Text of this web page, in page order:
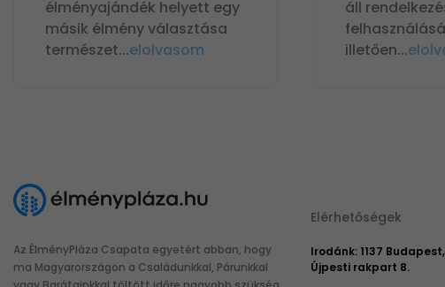
élményajándék helyett egy
másik élmény választása
természet...elolvasom
áll
illetően...
Az ÉlményPláza Csapata egyetért abban, hogy
ma Magyarországon a Családunkkal, Párunkkal
Elérhetőségek
Irodánk: 1137 Budapest,
Újpesti rakpart 8.